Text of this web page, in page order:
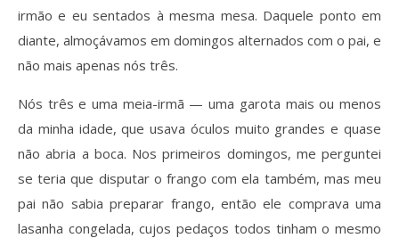
irmão e eu sentados à mesma mesa. Daquele ponto em
diante, almoçávamos em domingos alternados com o pai, e
não mais apenas nós três.
Nós três e uma meia-irmã — uma garota mais ou menos
da minha idade, que usava óculos muito grandes e quase
não abria a boca. Nos primeiros domingos, me perguntei
se teria que disputar o frango com ela também, mas meu
pai não sabia preparar frango, então ele comprava uma
lasanha congelada, cujos pedaços todos tinham o mesmo